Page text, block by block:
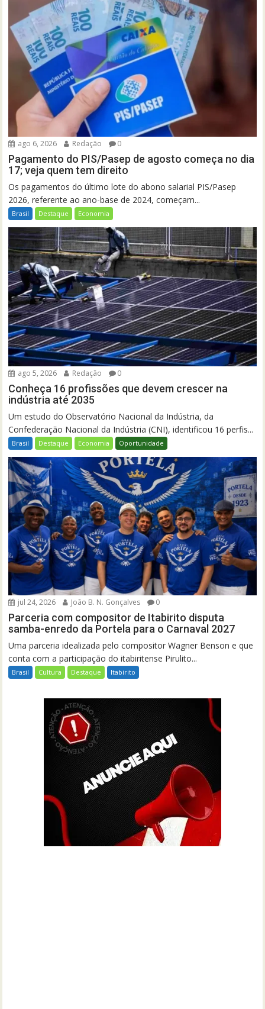
ago 6, 2026 Redação 0
Pagamento do PIS/Pasep de agosto começa no dia
17; veja quem tem direito
Os pagamentos do último lote do abono salarial PIS/Pasep
2026, referente ao ano-base de 2024, começam...
Brasil Destaque Economia
ago 5, 2026 Redação 0
Conheça 16 profissões que devem crescer na
indústria até 2035
Um estudo do Observatório Nacional da Indústria, da
Confederação Nacional da Indústria (CNI), identificou 16 perfis...
Brasil Destaque Economia Oportunidade
jul 24, 2026 João B. N. Gonçalves 0
Parceria com compositor de Itabirito disputa
samba-enredo da Portela para o Carnaval 2027
Uma parceria idealizada pelo compositor Wagner Benson e que
conta com a participação do itabiritense Pirulito...
Brasil Cultura Destaque Itabirito